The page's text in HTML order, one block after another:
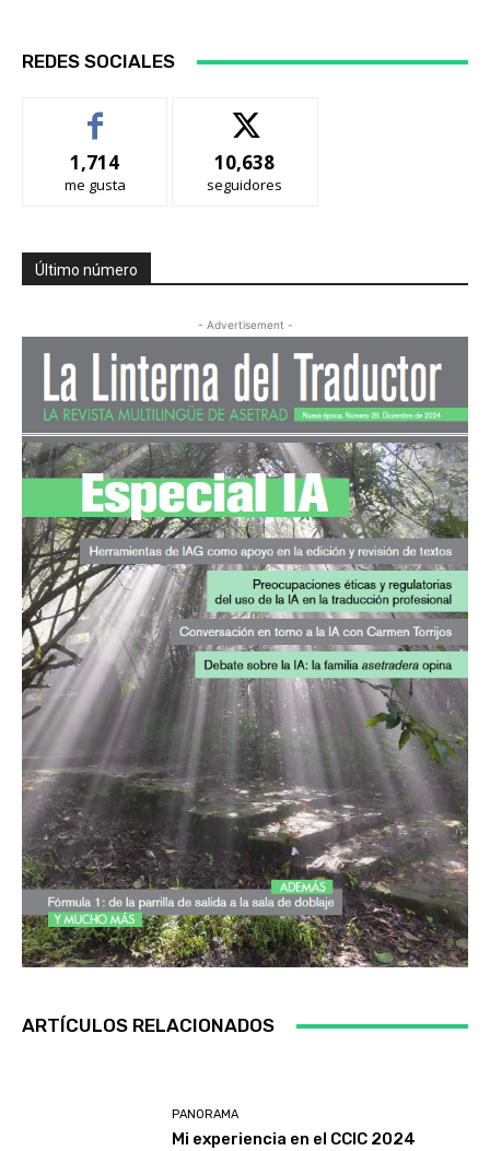
REDES SOCIALES
1,714
me gusta
10,638
seguidores
Último número
- Advertisement -
ARTÍCULOS RELACIONADOS
PANORAMA
Mi experiencia en el CCIC 2024